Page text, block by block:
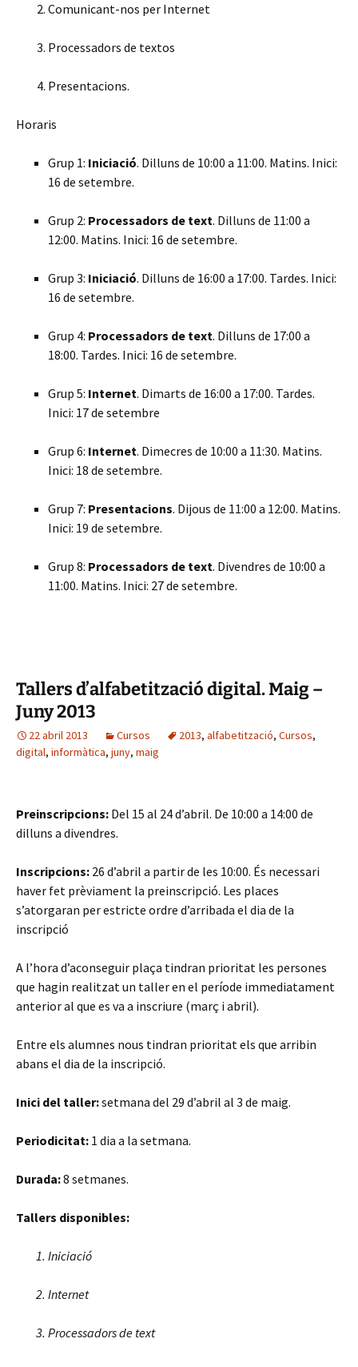
Comunicant-nos per Internet
Processadors de textos
Presentacions.
Horaris
Grup 1: Iniciació. Dilluns de 10:00 a 11:00. Matins. Inici:
16 de setembre.
Grup 2: Processadors de text. Dilluns de 11:00 a
12:00. Matins. Inici: 16 de setembre.
Grup 3: Iniciació. Dilluns de 16:00 a 17:00. Tardes. Inici:
16 de setembre.
Grup 4: Processadors de text. Dilluns de 17:00 a
18:00. Tardes. Inici: 16 de setembre.
Grup 5: Internet. Dimarts de 16:00 a 17:00. Tardes.
Inici: 17 de setembre
Grup 6: Internet. Dimecres de 10:00 a 11:30. Matins.
Inici: 18 de setembre.
Grup 7: Presentacions. Dijous de 11:00 a 12:00. Matins.
Inici: 19 de setembre.
Grup 8: Processadors de text. Divendres de 10:00 a
11:00. Matins. Inici: 27 de setembre.
Tallers d’alfabetització digital. Maig –
Juny 2013
22 abril 2013 Cursos 2013, alfabetització, Cursos,
digital, informàtica, juny, maig
Preinscripcions: Del 15 al 24 d’abril. De 10:00 a 14:00 de
dilluns a divendres.
Inscripcions: 26 d’abril a partir de les 10:00. És necessari
haver fet prèviament la preinscripció. Les places
s’atorgaran per estricte ordre d’arribada el dia de la
inscripció
A l’hora d’aconseguir plaça tindran prioritat les persones
que hagin realitzat un taller en el període immediatament
anterior al que es va a inscriure (març i abril).
Entre els alumnes nous tindran prioritat els que arribin
abans el dia de la inscripció.
Inici del taller:setmana del 29 d’abril al 3 de maig.
Periodicitat: 1 dia a la setmana.
Durada:8 setmanes.
Tallers disponibles:
Iniciació
Internet
Processadors de text